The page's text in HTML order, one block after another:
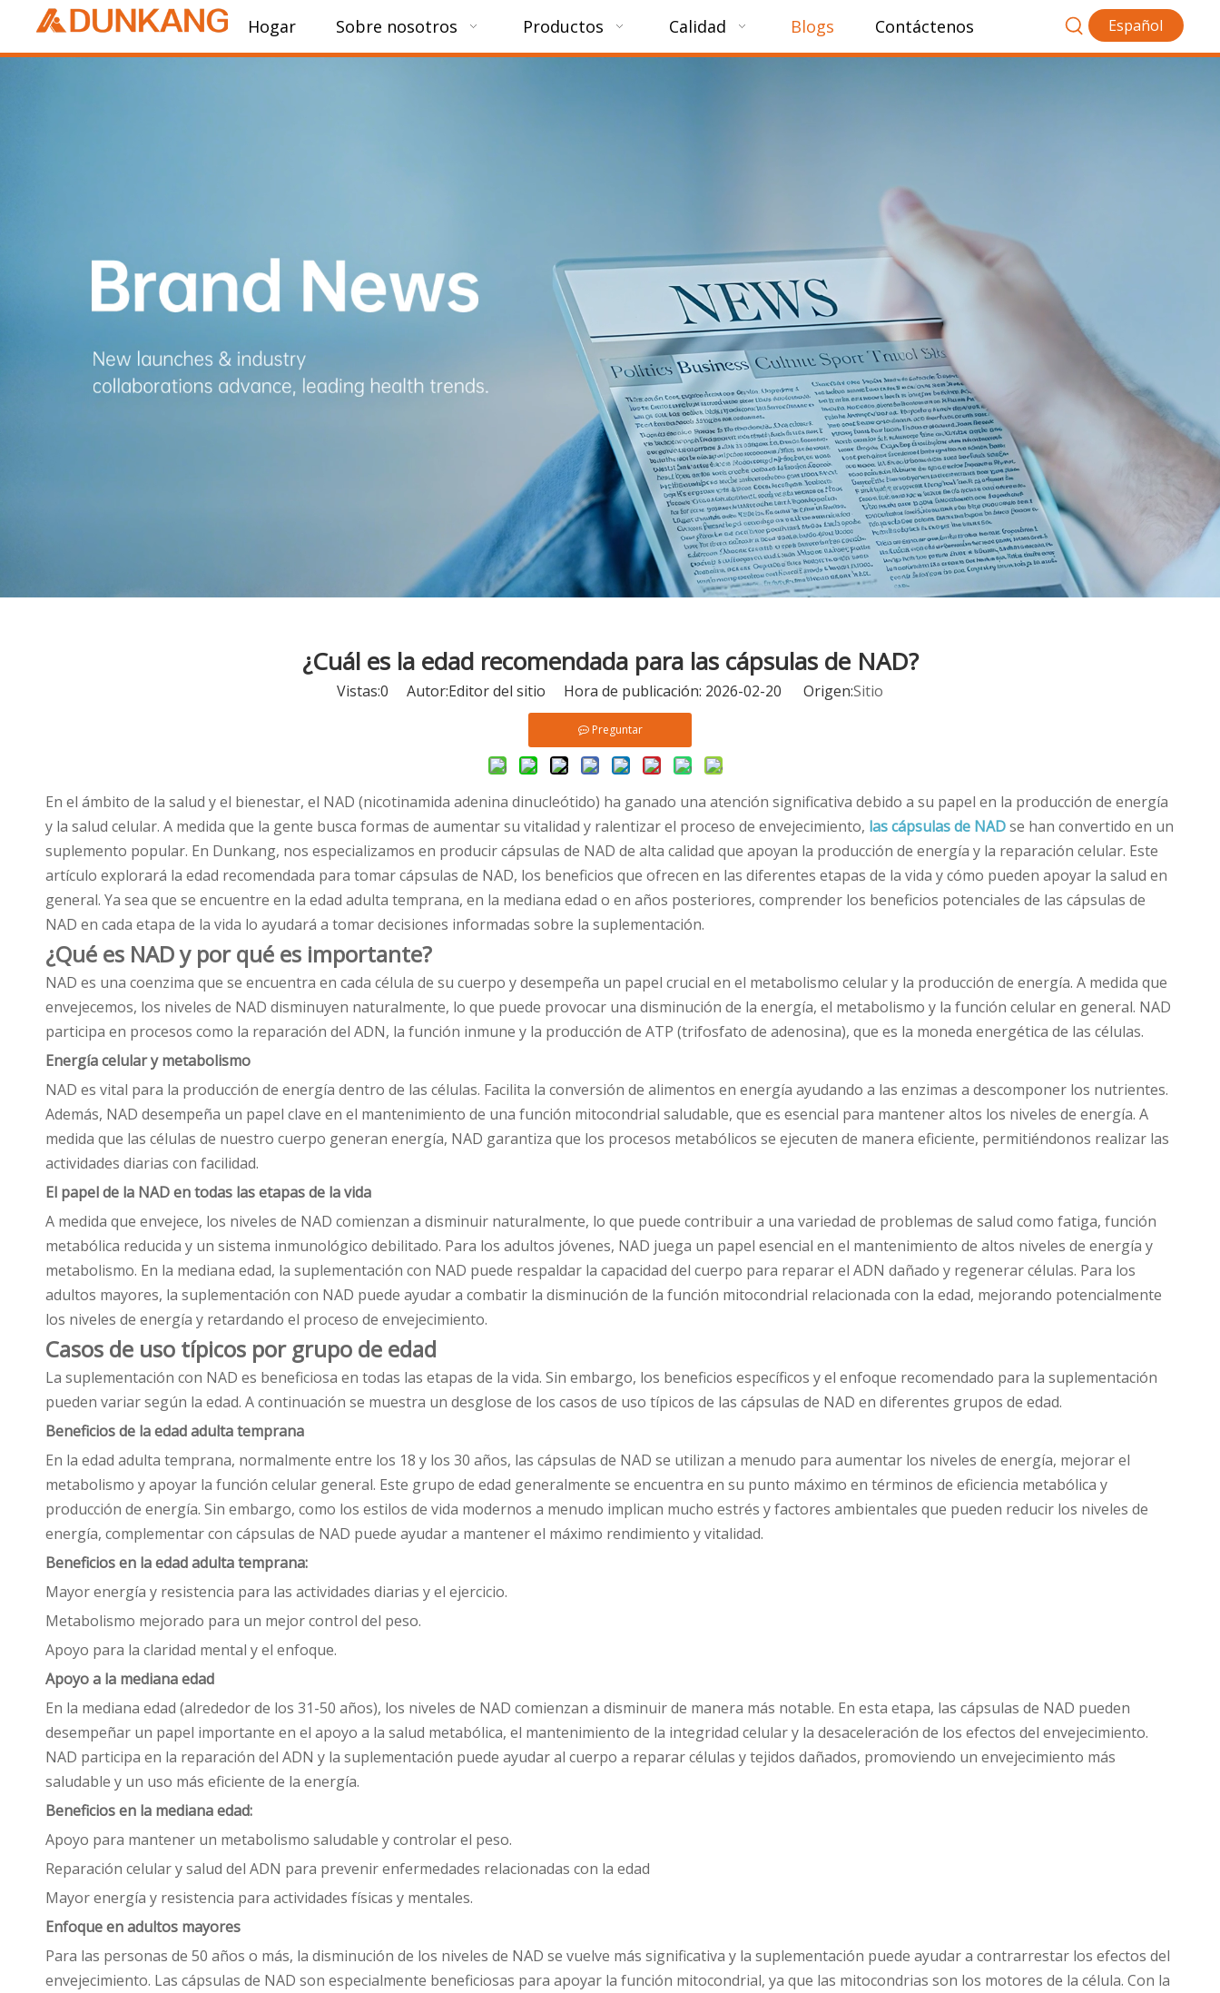
Hogar Sobre nosotros Productos Calidad Blogs Contáctenos Español
¿Cuál es la edad recomendada para las cápsulas de NAD?
Vistas:0 Autor:Editor del sitio Hora de publicación: 2026-02-20 Origen:Sitio
Preguntar
En el ámbito de la salud y el bienestar, el NAD (nicotinamida adenina dinucleótido) ha ganado una atención significativa debido a su papel en la producción de energía
y la salud celular. A medida que la gente busca formas de aumentar su vitalidad y ralentizar el proceso de envejecimiento, las cápsulas de NADse han convertido en un
suplemento popular. En Dunkang, nos especializamos en producir cápsulas de NAD de alta calidad que apoyan la producción de energía y la reparación celular. Este
artículo explorará la edad recomendada para tomar cápsulas de NAD, los beneficios que ofrecen en las diferentes etapas de la vida y cómo pueden apoyar la salud en
general. Ya sea que se encuentre en la edad adulta temprana, en la mediana edad o en años posteriores, comprender los beneficios potenciales de las cápsulas de
NAD en cada etapa de la vida lo ayudará a tomar decisiones informadas sobre la suplementación.
¿Qué es NAD y por qué es importante?
NAD es una coenzima que se encuentra en cada célula de su cuerpo y desempeña un papel crucial en el metabolismo celular y la producción de energía. A medida que
envejecemos, los niveles de NAD disminuyen naturalmente, lo que puede provocar una disminución de la energía, el metabolismo y la función celular en general. NAD
participa en procesos como la reparación del ADN, la función inmune y la producción de ATP (trifosfato de adenosina), que es la moneda energética de las células.
Energía celular y metabolismo
NAD es vital para la producción de energía dentro de las células. Facilita la conversión de alimentos en energía ayudando a las enzimas a descomponer los nutrientes.
Además, NAD desempeña un papel clave en el mantenimiento de una función mitocondrial saludable, que es esencial para mantener altos los niveles de energía. A
medida que las células de nuestro cuerpo generan energía, NAD garantiza que los procesos metabólicos se ejecuten de manera eficiente, permitiéndonos realizar las
actividades diarias con facilidad.
El papel de la NAD en todas las etapas de la vida
A medida que envejece, los niveles de NAD comienzan a disminuir naturalmente, lo que puede contribuir a una variedad de problemas de salud como fatiga, función
metabólica reducida y un sistema inmunológico debilitado. Para los adultos jóvenes, NAD juega un papel esencial en el mantenimiento de altos niveles de energía y
metabolismo. En la mediana edad, la suplementación con NAD puede respaldar la capacidad del cuerpo para reparar el ADN dañado y regenerar células. Para los
adultos mayores, la suplementación con NAD puede ayudar a combatir la disminución de la función mitocondrial relacionada con la edad, mejorando potencialmente
los niveles de energía y retardando el proceso de envejecimiento.
Casos de uso típicos por grupo de edad
La suplementación con NAD es beneficiosa en todas las etapas de la vida. Sin embargo, los beneficios específicos y el enfoque recomendado para la suplementación
pueden variar según la edad. A continuación se muestra un desglose de los casos de uso típicos de las cápsulas de NAD en diferentes grupos de edad.
Beneficios de la edad adulta temprana
En la edad adulta temprana, normalmente entre los 18 y los 30 años, las cápsulas de NAD se utilizan a menudo para aumentar los niveles de energía, mejorar el
metabolismo y apoyar la función celular general. Este grupo de edad generalmente se encuentra en su punto máximo en términos de eficiencia metabólica y
producción de energía. Sin embargo, como los estilos de vida modernos a menudo implican mucho estrés y factores ambientales que pueden reducir los niveles de
energía, complementar con cápsulas de NAD puede ayudar a mantener el máximo rendimiento y vitalidad.
Beneficios en la edad adulta temprana:
Mayor energía y resistencia para las actividades diarias y el ejercicio.
Metabolismo mejorado para un mejor control del peso.
Apoyo para la claridad mental y el enfoque.
Apoyo a la mediana edad
En la mediana edad (alrededor de los 31-50 años), los niveles de NAD comienzan a disminuir de manera más notable. En esta etapa, las cápsulas de NAD pueden
desempeñar un papel importante en el apoyo a la salud metabólica, el mantenimiento de la integridad celular y la desaceleración de los efectos del envejecimiento.
NAD participa en la reparación del ADN y la suplementación puede ayudar al cuerpo a reparar células y tejidos dañados, promoviendo un envejecimiento más
saludable y un uso más eficiente de la energía.
Beneficios en la mediana edad:
Apoyo para mantener un metabolismo saludable y controlar el peso.
Reparación celular y salud del ADN para prevenir enfermedades relacionadas con la edad
Mayor energía y resistencia para actividades físicas y mentales.
Enfoque en adultos mayores
Para las personas de 50 años o más, la disminución de los niveles de NAD se vuelve más significativa y la suplementación puede ayudar a contrarrestar los efectos del
envejecimiento. Las cápsulas de NAD son especialmente beneficiosas para apoyar la función mitocondrial, ya que las mitocondrias son los motores de la célula. Con la